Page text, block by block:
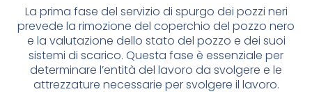
La prima fase del servizio di spurgo dei pozzi neri
prevede la rimozione del coperchio del pozzo nero
e la valutazione dello stato del pozzo e dei suoi
sistemi di scarico. Questa fase è essenziale per
determinare l’entità del lavoro da svolgere e le
attrezzature necessarie per svolgere il lavoro.